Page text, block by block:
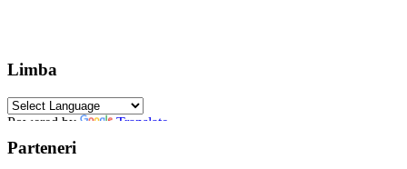
Limba
Powered by Translate
Parteneri